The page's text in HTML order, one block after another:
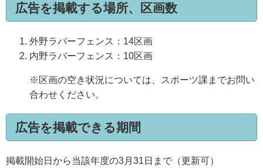
広告を掲載する場所、区画数
外野ラバーフェンス： 14区画
内野ラバーフェンス： 10区画
※区画の空き状況については、スポーツ課までお問い
合わせください。
広告を掲載できる期間
掲載開始日から当該年度の3月 31 日まで（更新可）